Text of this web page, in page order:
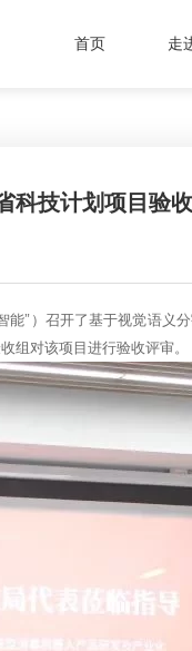
首页 走
科技计划项目验收
能”）召开了基于视觉语
组对该项目进行验收评审。